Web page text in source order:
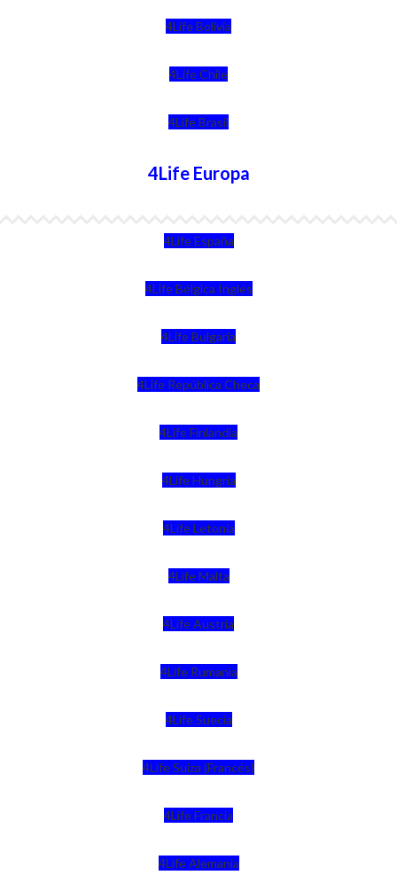
4Life Bolivia
4Life Chile
4Life Brasil
4Life Europa
4Life España
4Life Bélgica Ingles
4Life Bulgaria
4Life República Checa
4Life Finlandia
4Life Hungria
4Life Letonia
4Life Malta
4Life Austria
4Life Rumania
4Life Suecia
4Life Suiza (Francés)
4Life Francia
4Life Alemania